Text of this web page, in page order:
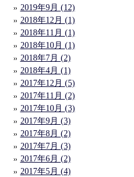
2019年9月 (12)
2018年12月 (1)
2018年11月 (1)
2018年10月 (1)
2018年7月 (2)
2018年4月 (1)
2017年12月 (5)
2017年11月 (2)
2017年10月 (3)
2017年9月 (3)
2017年8月 (2)
2017年7月 (3)
2017年6月 (2)
2017年5月 (4)